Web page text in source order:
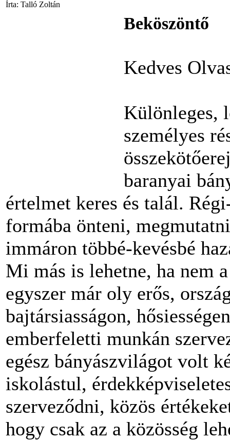
Írta: Talló Zoltán
Beköszöntő
Kedves
Különleges,
személyes
baranyai
értelmet keres és talál.
formába önteni,
immáron többé-kevésbé
Mi más is lehetne, ha nem
egyszer már oly erős,
bajtársiasságon,
emberfeletti munkán
egész bá­nyászvilágot volt
iskolástul,
szerveződni, közös
hogy csak az a közösség